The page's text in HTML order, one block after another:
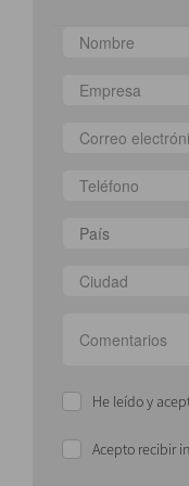
País
He leído y
Acepto recibir